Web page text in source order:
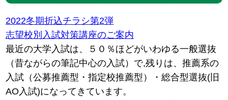
2022冬期折込チラシ第2弾
志望校別入試対策講座のご案内
最近の大学入試は、５０％ほどがいわゆる一般選抜
（昔ながらの筆記中心の入試）で,残りは、推薦系の
入試（公募推薦型・指定校推薦型）・総合型選抜(旧
AO入試)になってきています。